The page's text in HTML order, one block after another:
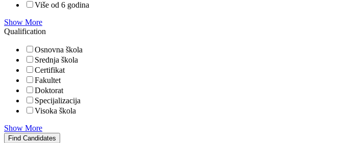
Više od 6 godina
Show More
Qualification
Osnovna škola
Srednja škola
Certifikat
Fakultet
Doktorat
Specijalizacija
Visoka škola
Show More
Find Candidates